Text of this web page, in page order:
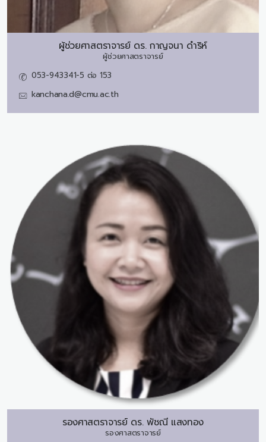
ผู้ช่วยศาสตราจารย์ ดร. กาญจนา ดำริห์
ผู้ช่วยศาสตราจารย์
053-943341-5 ต่อ 153
kanchana.d@cmu.ac.th
รองศาสตราจารย์ ดร. พัชณี แสงทอง
รองศาสตราจารย์